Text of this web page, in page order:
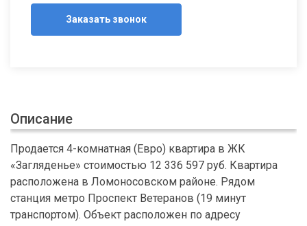
Заказать звонок
Описание
Продается 4-комнатная (Евро) квартира в ЖК
«Загляденье» стоимостью 12 336 597 руб. Квартира
расположена в Ломоносовском районе. Рядом
станция метро Проспект Ветеранов (19 минут
транспортом). Объект расположен по адресу